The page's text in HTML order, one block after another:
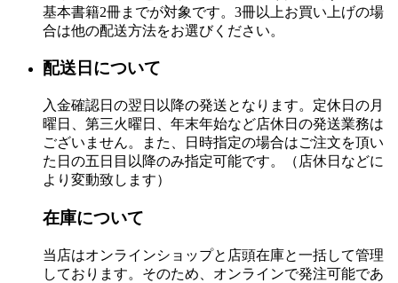
基本書籍2冊までが対象です。3冊以上お買い上げの場
合は他の配送方法をお選びください。
配送日について
入金確認日の翌日以降の発送となります。定休日の月
曜日、第三火曜日、年末年始など店休日の発送業務は
ございません。また、日時指定の場合はご注文を頂い
た日の五日目以降のみ指定可能です。（店休日などに
より変動致します）
在庫について
当店はオンラインショップと店頭在庫と一括して管理
しております。そのため、オンラインで発注可能であ